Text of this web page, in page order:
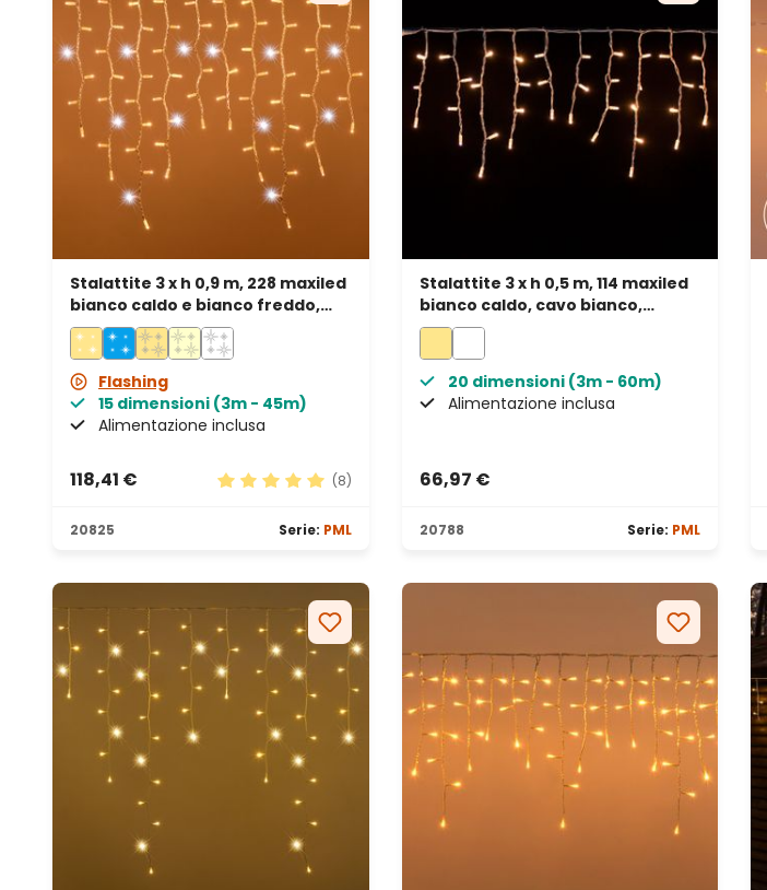
Stalattite 3 x h 0,9 m, 228 maxiled
bianco caldo e bianco freddo,
prolungabile, IP67
Flashing
15 dimensioni (3m - 45m)
Alimentazione inclusa
118,41 €
(8)
20825 Serie: PML
Stalattite 3 x h 0,5 m, 114 maxiled
bianco caldo, cavo bianco,
prolungabile, IP67
20 dimensioni (3m - 60m)
Alimentazione inclusa
66,97 €
20788 Serie: PML